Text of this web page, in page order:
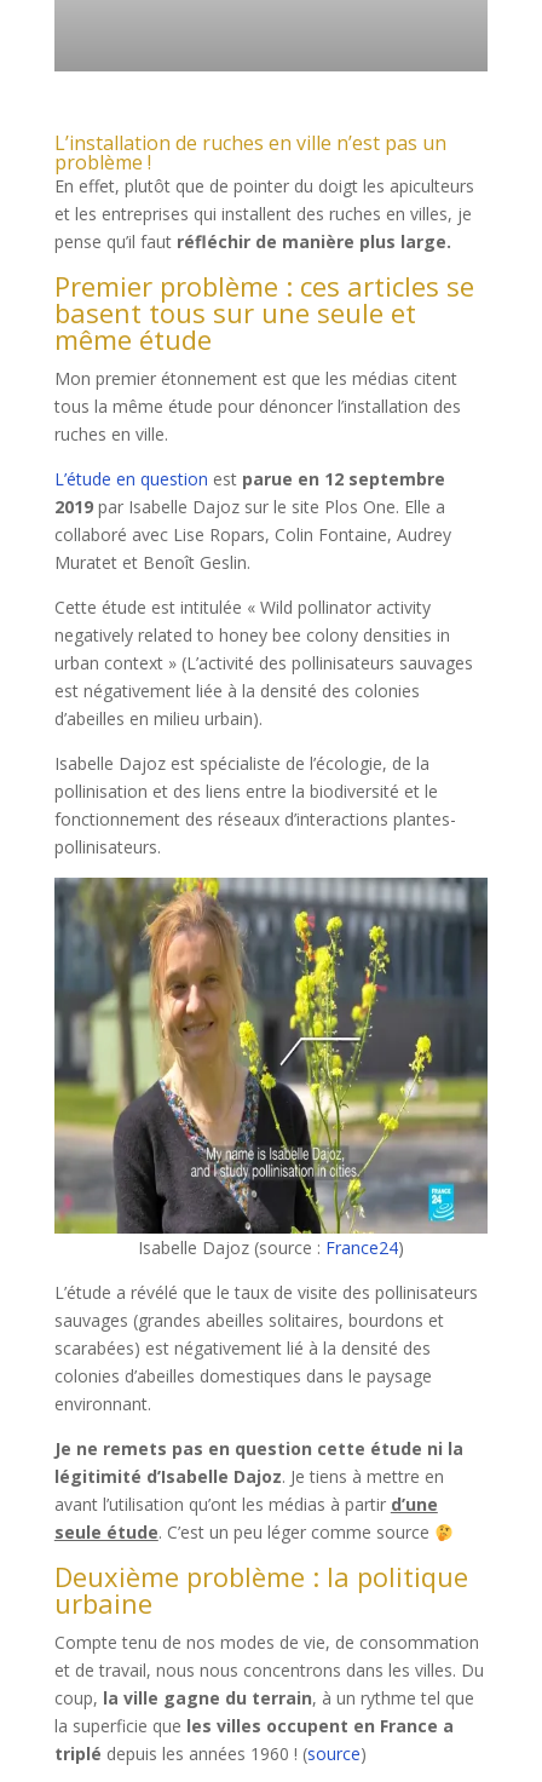
L’installation de ruches en ville n’est pas un
problème !
En effet, plutôt que de pointer du doigt les apiculteurs
et les entreprises qui installent des ruches en villes, je
pense qu’il faut réfléchir de manière plus large.
Premier problème : ces articles se
basent tous sur une seule et
même étude
Mon premier étonnement est que les médias citent
tous la même étude pour dénoncer l’installation des
ruches en ville.
L’étude en question est parue en 12 septembre
2019par Isabelle Dajoz sur le site Plos One. Elle a
collaboré avec Lise Ropars, Colin Fontaine, Audrey
Muratet et Benoît Geslin.
Cette étude est intitulée « Wild pollinator activity
negatively related to honey bee colony densities in
urban context » (L’activité des pollinisateurs sauvages
est négativement liée à la densité des colonies
d’abeilles en milieu urbain).
Isabelle Dajoz est spécialiste de l’écologie, de la
pollinisation et des liens entre la biodiversité et le
fonctionnement des réseaux d’interactions plantes-
pollinisateurs.
Isabelle Dajoz (source : France24)
L’étude a révélé que le taux de visite des pollinisateurs
sauvages (grandes abeilles solitaires, bourdons et
scarabées) est négativement lié à la densité des
colonies d’abeilles domestiques dans le paysage
environnant.
Je ne remets pas en question cette étude ni la
légitimité d’Isabelle Dajoz. Je tiens à mettre en
avant l’utilisation qu’ont les médias à partir d’une
seule étude. C’est un peu léger comme source
Deuxième problème : la politique
urbaine
Compte tenu de nos modes de vie, de consommation
et de travail, nous nous concentrons dans les villes. Du
coup, la ville gagne du terrain, à un rythme tel que
la superficie que les villes occupent en France a
triplé depuis les années 1960 ! (source)